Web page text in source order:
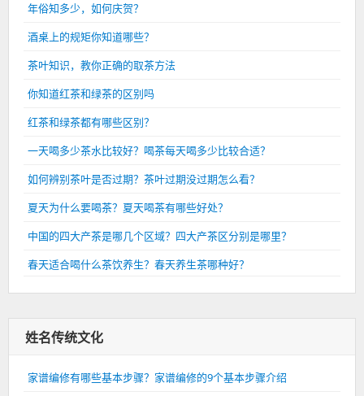
年俗知多少，如何庆贺？
酒桌上的规矩你知道哪些？
茶叶知识，教你正确的取茶方法
你知道红茶和绿茶的区别吗
红茶和绿茶都有哪些区别？
一天喝多少茶水比较好？喝茶每天喝多少比较合适？
如何辨别茶叶是否过期？茶叶过期没过期怎么看？
夏天为什么要喝茶？夏天喝茶有哪些好处？
中国的四大产茶是哪几个区域？四大产茶区分别是哪里？
春天适合喝什么茶饮养生？春天养生茶哪种好？
姓名传统文化
家谱编修有哪些基本步骤？家谱编修的9个基本步骤介绍